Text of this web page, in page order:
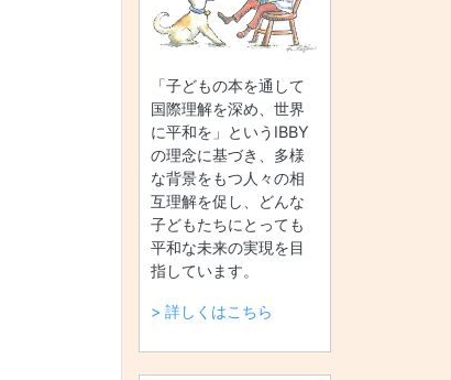
「子どもの本を通して
国際理解を深め、世界
に平和を」というIBBY
の理念に基づき、多様
な背景をもつ人々の相
互理解を促し、どんな
子どもたちにとっても
平和な未来の実現を目
指しています。
> 詳しくはこちら